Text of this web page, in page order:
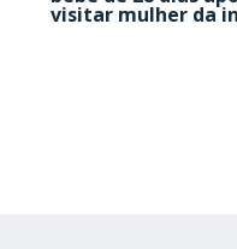
visitar mulher da